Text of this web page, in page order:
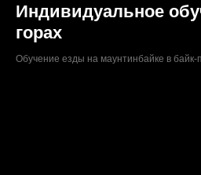
Индивидуальное
горах
Обучение езды на маунтинбайке в